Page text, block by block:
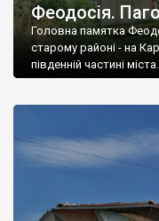
Феодосія.
Головна памятка
старому районі - на
південній частині міста.